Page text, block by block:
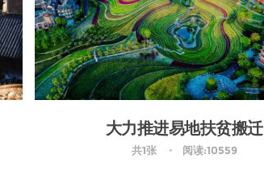
大力推进易地扶贫搬迁
共1张 阅读:10559